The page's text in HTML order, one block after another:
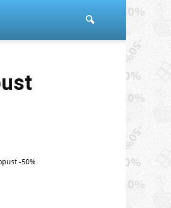
-50%